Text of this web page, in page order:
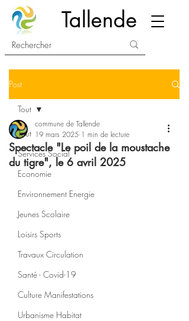
Tallende
Post
Tout
Services Social
Economie
Environnement Energie
Jeunes Scolaire
Loisirs Sports
Travaux Circulation
Santé - Covid-19
Culture Manifestations
Urbanisme Habitat
Tout
Spectacle "Le poil de la moustache
du tigre", le 6 avril 2025
commune de Tallende
19 mars 2025 1 min de lecture